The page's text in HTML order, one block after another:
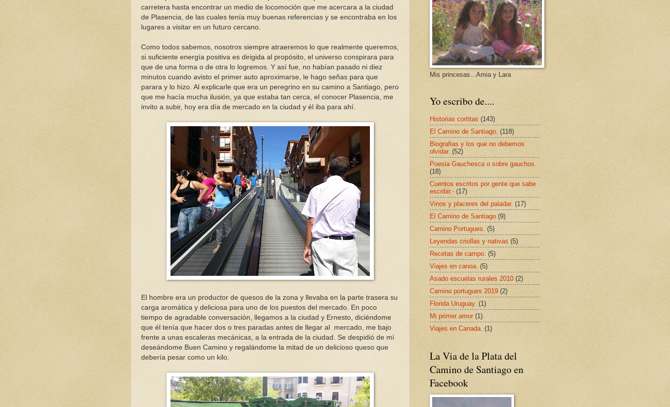
carretera hasta encontrar un medio de locomoción que me acercara a la ciudad
de Plasencia, de las cuales tenía muy buenas referencias y se encontraba en los
lugares a visitar en un futuro cercano.
Como todos sabemos, nosotros siempre atraeremos lo que realmente queremos,
si suficiente energía positiva es dirigida al propósito, el universo conspirara para
que de una forma o de otra lo logremos. Y así fue, no habían pasado ni diez
minutos cuando avisto el primer auto aproximarse, le hago señas para que
parara y lo hizo. Al explicarle que era un peregrino en su camino a Santiago, pero
que me hacía mucha ilusión, ya que estaba tan cerca, el conocer Plasencia, me
invito a subir, hoy era día de mercado en la ciudad y él iba para ahí.
El hombre era un productor de quesos de la zona y llevaba en la parte trasera su
carga aromática y deliciosa para uno de los puestos del mercado. En poco
tiempo de agradable conversación, llegamos a la ciudad y Ernesto, diciéndome
que él tenía que hacer dos o tres paradas antes de llegar al mercado, me bajo
frente a unas escaleras mecánicas, a la entrada de la ciudad. Se despidió de mí
deseándome Buen Camino y regalándome la mitad de un delicioso queso que
debería pesar como un kilo.
Mis princesas...Amia y Lara
Yo escribo de....
Historias cortitas (143)
El Camino de Santiago. (118)
Biografias y los que no debemos
olvidar. (52)
Poesia Gauchesca o sobre gauchos.
(18)
Cuentos escritos por gente que sabe
escribir.- (17)
Vinos y placeres del paladar. (17)
El Camino de Santiago (9)
Camino Portugues. (5)
Leyendas criollas y nativas (5)
Recetas de campo. (5)
Viajes en canoa. (5)
Asado escuelas rurales 2010 (2)
Camino portugues 2019 (2)
Florida Uruguay. (1)
Mi primer amor (1)
Viajes en Canada. (1)
La Via de la Plata del
Camino de Santiago en
Facebook